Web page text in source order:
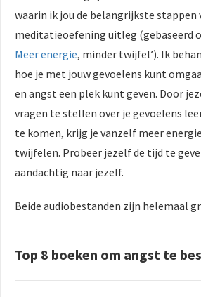
waarin ik jou de belangrijkste stappen
meditatieoefening uitleg (gebaseerd
Meer energie, minder twijfel’). Ik
hoe je met jouw gevoelens kunt
en angst een plek kunt geven. Door
vragen te stellen over je gevoelens
te komen, krijg je vanzelf meer
twijfelen. Probeer jezelf de tijd te
aandachtig naar jezelf.
Beide audiobestanden zijn helemaal
Top 8 boeken om angst te